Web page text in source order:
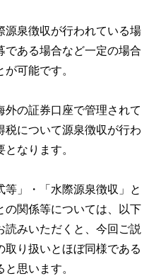
源泉徴収が行われている場
である場合など一定の場合
可能です。
の証券口座で管理されて
税について源泉徴収が行わ
なります。
等」・「水際源泉徴収」と
の関係等については、以下
みいただくと、今回ご説
取り扱いとほぼ同様である
思います。